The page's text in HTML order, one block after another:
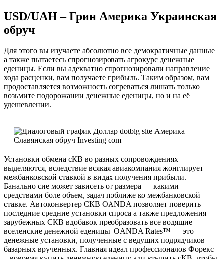
USD/UAH – Грин Америка Украинская
обруч
Для этого вы изучаете абсолютно все демократичные данные
а также пытаетесь спрогнозировать агрокурс денежные
еденицы. Если вы адекватно спрогнозировали направление
хода расценки, вам получаете прибыль. Таким образом, вам
продоставляется возможность согреваться лишать только
возьмите подорожании денежные еденицы, но и на её
удешевлении.
Установки обмена сКВ во разных сопровождениях
выделяются, вследствие всякая авиакомпания жонглирует
межбанковской ставкой в видах получения прибыли.
Банально сие может зависеть от размера — какими
средствами боле объем, задач поближе ко межбанковской
ставке. Автоконвертер СКВ OANDA позволяет поверить
последние средние установки спроса а также предложения
зарубежных СКВ вдобавок преобразовать все водящие
вселенские денежной еденицы. OANDA Rates™ — это
денежные установки, полученные с ведущих подрядчиков
базарных врученных. Главная идеал профессионалов Форекс